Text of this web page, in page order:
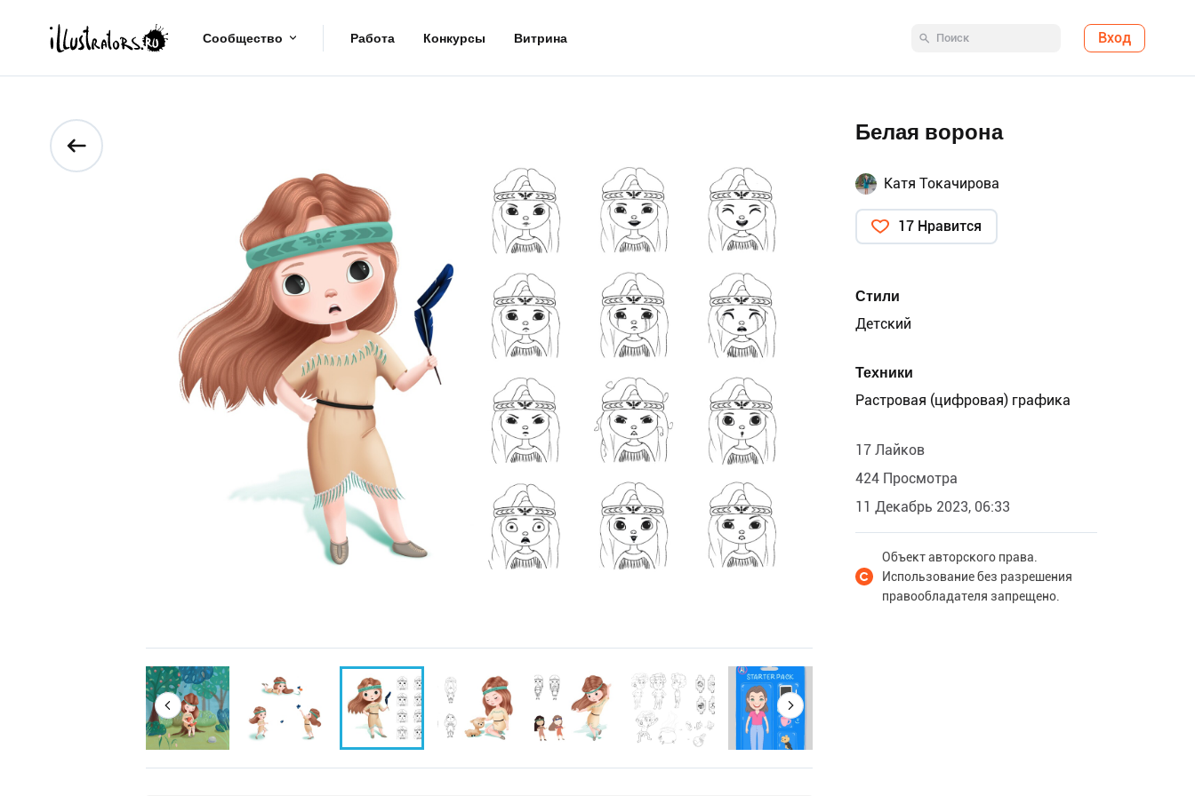
Сообщество Работа Конкурсы Витрина Вход
Белая ворона
Катя Токачирова
17 Нравится
Стили
Детский
Техники
Растровая (цифровая) графика
17 Лайков
424 Просмотра
11 Декабрь 2023, 06:33
Объект авторского права.
Использование без разрешения
правообладателя запрещено.